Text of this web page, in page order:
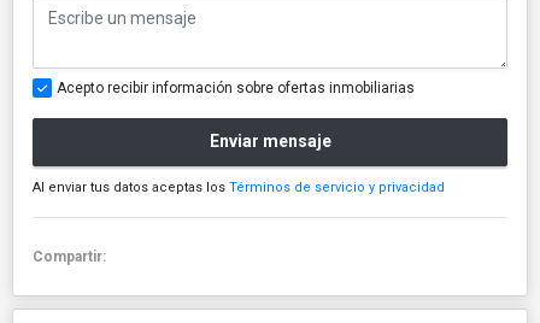
Acepto recibir información sobre ofertas inmobiliarias
Enviar mensaje
Al enviar tus datos aceptas los Términos de servicio y privacidad
Compartir: